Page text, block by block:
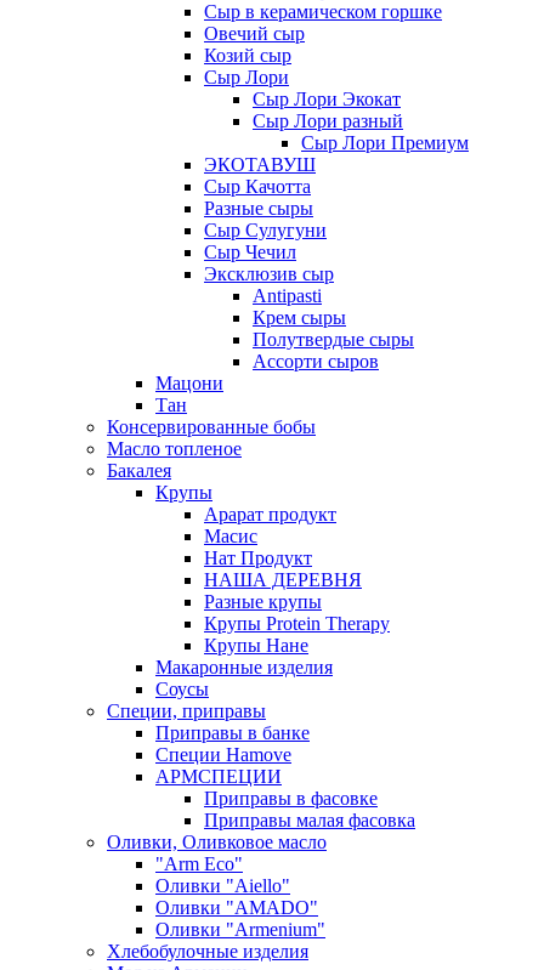
Сыр в керамическом горшке
Овечий сыр
Козий сыр
Сыр Лори
Сыр Лори Экокат
Сыр Лори разный
Сыр Лори Премиум
ЭКОТАВУШ
Сыр Качотта
Разные сыры
Сыр Сулугуни
Сыр Чечил
Эксклюзив сыр
Antipasti
Крем сыры
Полутвердые сыры
Ассорти сыров
Мацони
Тан
Консервированные бобы
Масло топленое
Бакалея
Крупы
Арарат продукт
Масис
Нат Продукт
НАША ДЕРЕВНЯ
Разные крупы
Крупы Protein Therapy
Крупы Нане
Макаронные изделия
Соусы
Специи, приправы
Приправы в банке
Специи Hamove
АРМСПЕЦИИ
Приправы в фасовке
Приправы малая фасовка
Оливки, Оливковое масло
"Arm Eco"
Оливки "Aiello"
Оливки "AMADO"
Оливки "Armenium"
Хлебобулочные изделия